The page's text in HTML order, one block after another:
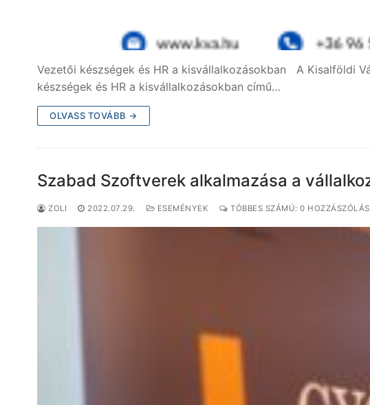
Vezetői készségek és HR a kisvállalkozásokban A Kisalföldi
készségek és HR a kisvállalkozásokban című…
OLVASS TOVÁBB →
Szabad Szoftverek alkalmazása a
ZOLI 2022.07.29. ESEMÉNYEK TÖBBES SZÁMÚ: 0 HOZZÁSZÓLÁS